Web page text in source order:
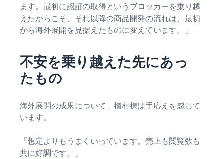
ます。最初に認証の取得というブロッカーを乗り越
えたからこそ、それ以降の商品開発の流れは、最初
から海外展開を見据えたものに変えています。」
不安を乗り越えた先にあっ
たもの
海外展開の成果について、植村様は手応えを感じて
います。
「想定よりもうまくいっています。売上も閲覧数も
共に好調です。」